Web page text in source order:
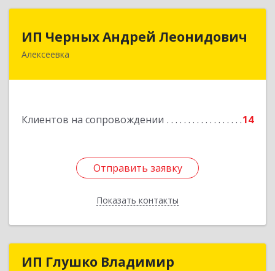
ИП Черных Андрей Леонидович
Алексеевка
Клиентов на сопровождении 14
Отправить заявку
Показать контакты
ИП Черных Андрей Леонидович
309850, Белгородская обл, Алексеевский р-н,
Отправить заявку
Назад
ИП Глушко ВладимирИП Глушко Владимир